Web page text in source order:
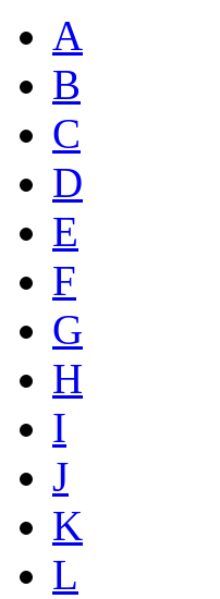
A
B
C
D
E
F
G
H
I
J
K
L